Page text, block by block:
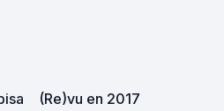
(Re)vu en 2017